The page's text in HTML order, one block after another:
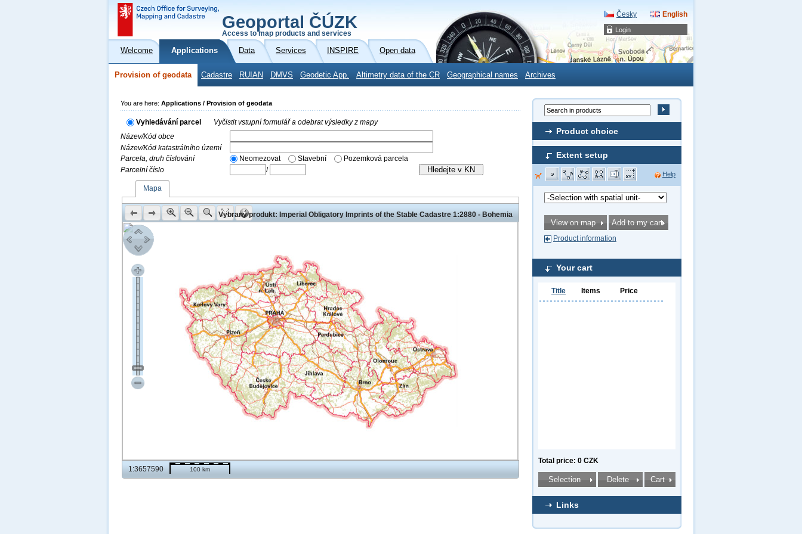
Login
Geoportal ČÚZK
Access to map products and services
Česky English
Welcome Applications Data Services INSPIRE Open data
Provision of geodata Cadastre RUIAN DMVS Geodetic App. Altimetry data of the CR Geographical names Archives
Product choice
Extent setup
Help
Product information
Your cart
Title Items Price
Total price: 0 CZK
Links
You are here: Applications / Provision of geodata
Vyhledávání parcel
Vyčistit vstupní formulář a odebrat výsledky z mapy
Název/Kód obce
Název/Kód katastrálního území
Parcela, druh číslování
Neomezovat Stavební
Pozemková parcela
Parcelní číslo
/
Mapa
Vybraný produkt: Imperial Obligatory Imprints of the Stable Cadastre 1:2880 - Bohemia
1:3657590 100 km